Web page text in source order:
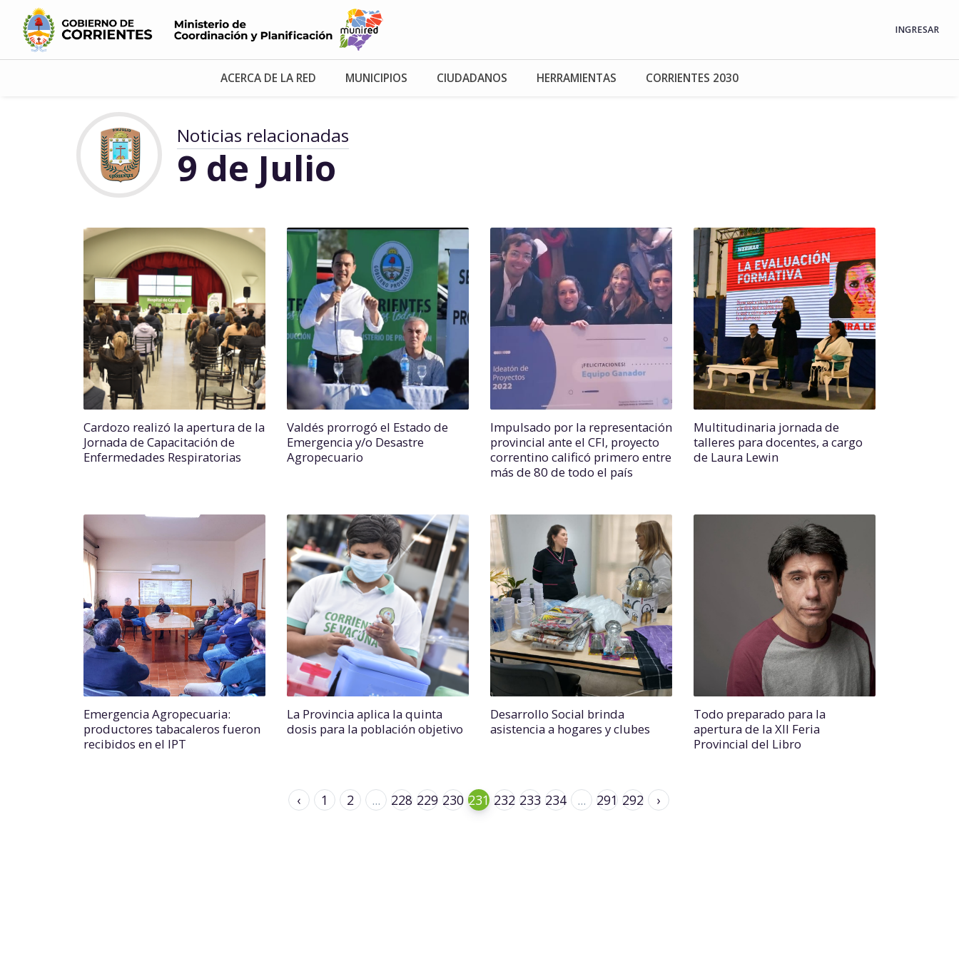
INGRESAR
ACERCA DE LA RED MUNICIPIOS CIUDADANOS HERRAMIENTAS CORRIENTES 2030
Noticias relacionadas
9 de Julio
Cardozo realizó la apertura de la
Jornada de Capacitación de
Enfermedades Respiratorias
Valdés prorrogó el Estado de
Emergencia y/o Desastre
Agropecuario
Impulsado por la representación
provincial ante el CFI, proyecto
correntino calificó primero entre
más de 80 de todo el país
Multitudinaria jornada de
talleres para docentes, a cargo
de Laura Lewin
Emergencia Agropecuaria:
productores tabacaleros fueron
recibidos en el IPT
La Provincia aplica la quinta
dosis para la población objetivo
Desarrollo Social brinda
asistencia a hogares y clubes
Todo preparado para la
apertura de la XII Feria
Provincial del Libro
‹ 1 2 ... 228 229 230 231 232 233 234 ... 291 292 ›